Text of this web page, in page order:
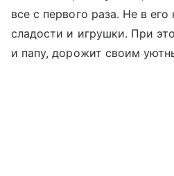
все с первого раза. Не в
сладости и игрушки. При
и папу, дорожит своим